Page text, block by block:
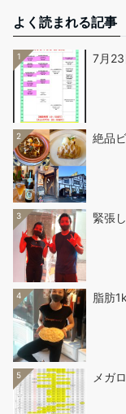
よく読まれる記事
1 7月23
2 絶品
3 緊張
4 脂肪
5 メガ